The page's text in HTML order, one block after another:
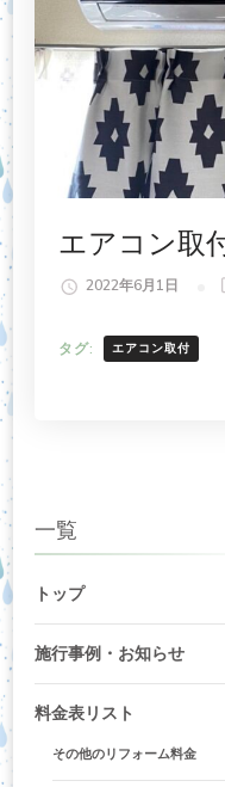
エアコン取
2022年6月1日
タグ: エアコン取付
続
一覧
トップ
施行事例・お知らせ
料金表リスト
その他のリフォーム料金